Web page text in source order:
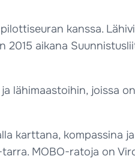
kanssa.
2015 aikana
lähimaastoihin, joissa
karttana, kompassina
MOBO-ratoja on